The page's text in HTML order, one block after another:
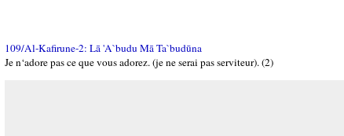
109/Al-Kafirune-2: Lā 'A`budu Mā Ta`budūna
Je n‘adore pas ce que vous adorez. (je ne serai pas serviteur). (2)